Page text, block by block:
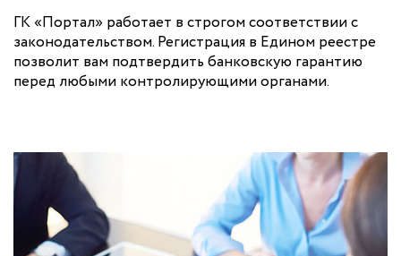
ГК «Портал» работает в строгом соответствии с
законодательством. Регистрация в Едином реестре
позволит вам подтвердить банковскую гарантию
перед любыми контролирующими органами.